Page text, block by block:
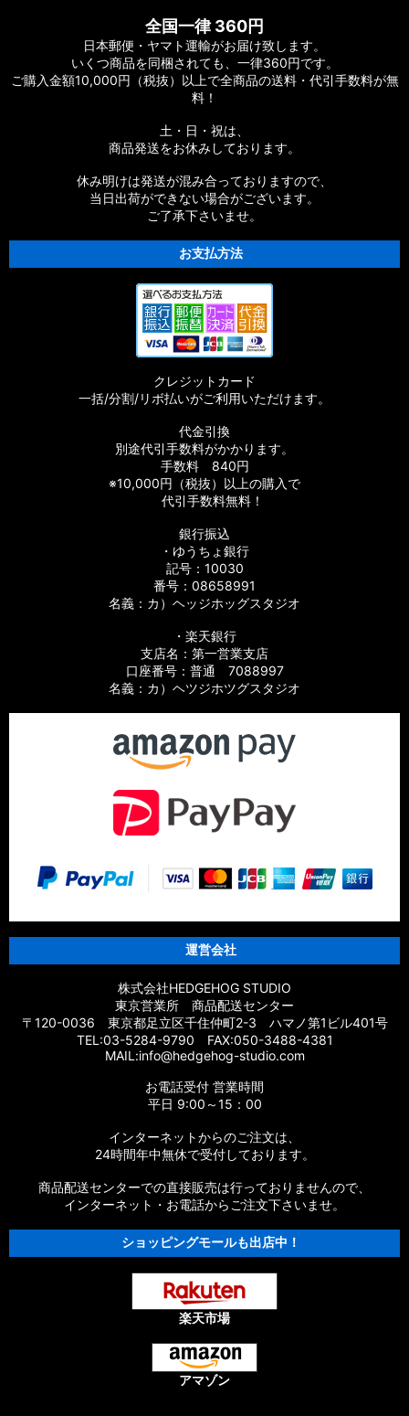
全国一律 360円
日本郵便・ヤマト運輸がお届け致します。
いくつ商品を同梱されても、一律360円です。
ご購入金額10,000円（税抜）以上で全商品の送料・代引手数料が無
料！
土・日・祝は、
商品発送をお休みしております。
休み明けは発送が混み合っておりますので、
当日出荷ができない場合がございます。
ご了承下さいませ。
お支払方法
クレジットカード
一括/分割/リボ払いがご利用いただけます。
代金引換
別途代引手数料がかかります。
手数料 840円
※10,000円（税抜）以上の購入で
代引手数料無料！
銀行振込
・ゆうちょ銀行
記号：10030
番号：08658991
名義：カ）ヘッジホッグスタジオ
・楽天銀行
支店名：第一営業支店
口座番号：普通 7088997
名義：カ）ヘツジホツグスタジオ
運営会社
株式会社HEDGEHOG STUDIO
東京営業所 商品配送センター
〒120-0036 東京都足立区千住仲町2-3 ハマノ第1ビル401号
TEL:03-5284-9790 FAX:050-3488-4381
MAIL:info@hedgehog-studio.com
お電話受付 営業時間
平日 9:00～15：00
インターネットからのご注文は、
24時間年中無休で受付しております。
商品配送センターでの直接販売は行っておりませんので、
インターネット・お電話からご注文下さいませ。
ショッピングモールも出店中！
楽天市場
アマゾン